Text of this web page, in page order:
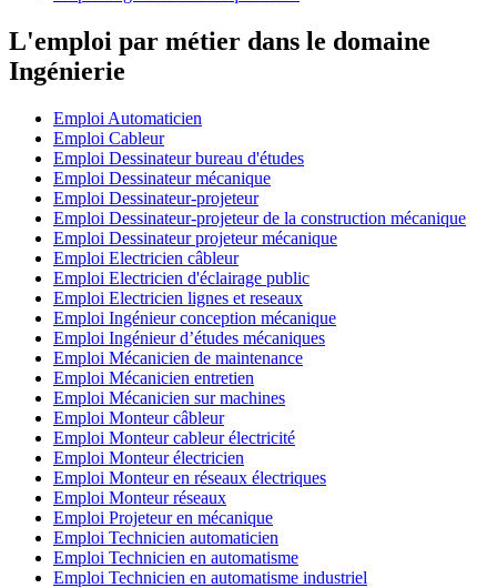
L'emploi par métier dans le domaine
Ingénierie
Emploi Automaticien
Emploi Cableur
Emploi Dessinateur bureau d'études
Emploi Dessinateur mécanique
Emploi Dessinateur-projeteur
Emploi Dessinateur-projeteur de la construction mécanique
Emploi Dessinateur projeteur mécanique
Emploi Electricien câbleur
Emploi Electricien d'éclairage public
Emploi Electricien lignes et reseaux
Emploi Ingénieur conception mécanique
Emploi Ingénieur d’études mécaniques
Emploi Mécanicien de maintenance
Emploi Mécanicien entretien
Emploi Mécanicien sur machines
Emploi Monteur câbleur
Emploi Monteur cableur électricité
Emploi Monteur électricien
Emploi Monteur en réseaux électriques
Emploi Monteur réseaux
Emploi Projeteur en mécanique
Emploi Technicien automaticien
Emploi Technicien en automatisme
Emploi Technicien en automatisme industriel